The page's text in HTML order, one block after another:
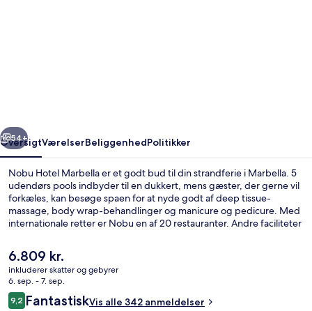
Næste
54+
OversigtVærelserBeliggenhedPolitikker
Nobu Hotel Marbella er et godt bud til din strandferie i Marbella. 5
udendørs pools indbyder til en dukkert, mens gæster, der gerne vil
forkæles, kan besøge spaen for at nyde godt af deep tissue-
massage, body wrap-behandlinger og manicure og pedicure. Med
internationale retter er Nobu en af 20 restauranter. Andre faciliteter
poolen og et motionscenter.
Den
nuværende
pris
er
6.809 kr.
6.809 kr.
inkluderer skatter og gebyrer
6. sep. - 7. sep.
Anmeldelser
9,29,2 ud af 10.
FantastiskVis alle 342 anmeldelser